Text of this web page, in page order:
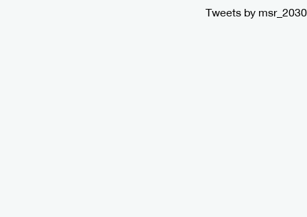
Tweets by msr_2030